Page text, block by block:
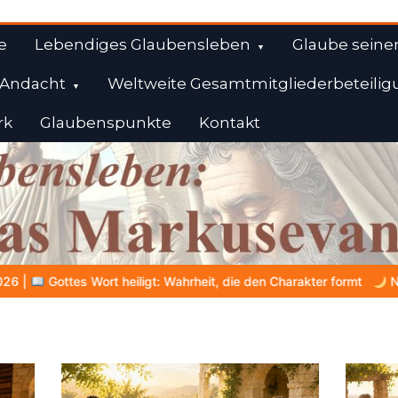
Lebendiges Glaubensleben Glaube
Andacht Weltweite
Glaubenspunkte Kontakt
die den Charakter formt NOCH WACH? | 06.08.2026 |